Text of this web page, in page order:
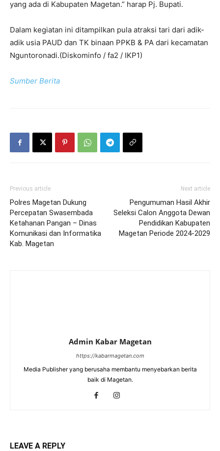
yang ada di Kabupaten Magetan.” harap Pj. Bupati.
Dalam kegiatan ini ditampilkan pula atraksi tari dari adik-
adik usia PAUD dan TK binaan PPKB & PA dari kecamatan
Nguntoronadi.(Diskominfo / fa2 / IKP1)
Sumber Berita
Previous article
Polres Magetan Dukung
Percepatan Swasembada
Ketahanan Pangan – Dinas
Komunikasi dan Informatika
Kab. Magetan
Next article
Pengumuman Hasil Akhir
Seleksi Calon Anggota Dewan
Pendidikan Kabupaten
Magetan Periode 2024-2029
Admin Kabar Magetan
https://kabarmagetan.com
Media Publisher yang berusaha membantu menyebarkan berita
baik di Magetan.
LEAVE A REPLY